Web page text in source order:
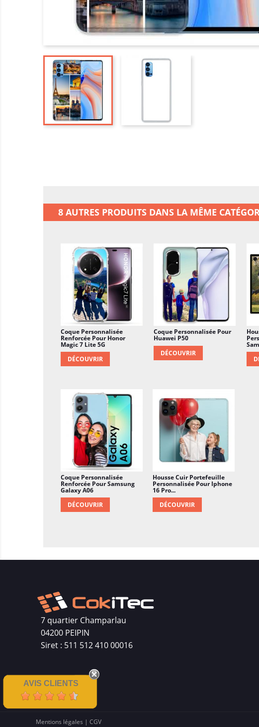
8 AUTRES PRODUITS DANS LA MÊME
Coque Personnalisée
Renforcée Pour Honor
Magic 7 Lite 5G
DÉCOUVRIR
Coque Personnalisée Pour
Huawei P50
DÉCOUVRIR
Coque Personnalisée
Renforcée Pour Samsung
Galaxy A06
DÉCOUVRIR
Housse Cuir Portefeuille
Personnalisée Pour Iphone
16 Pro...
DÉCOUVRIR
7 quartier Champarlau
04200 PEIPIN
Siret : 511 512 410 00016
AVIS CLIENTS
Mentions légales | CGV